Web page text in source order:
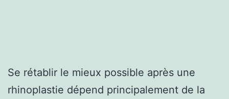
Se rétablir le mieux possible après une
rhinoplastie dépend principalement de la